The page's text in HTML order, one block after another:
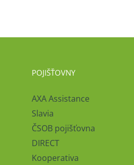
POJIŠŤOVNY
AXA Assistance
Slavia
ČSOB pojišťovna
DIRECT
Kooperativa